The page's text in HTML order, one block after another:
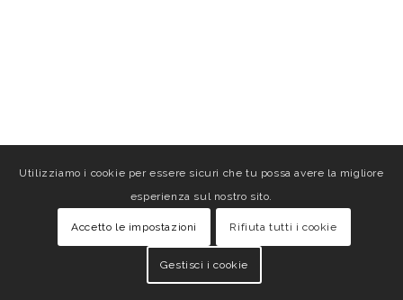
Utilizziamo i cookie per essere sicuri che tu possa avere la migliore
esperienza sul nostro sito.
Accetto le impostazioni Rifiuta tutti i cookie
Gestisci i cookie